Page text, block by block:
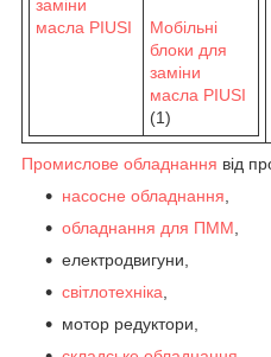
Мобільні
блоки для
заміни
масла PIUSI
(1)
Промислове обладнання від
насосне обладнання
обладнання для ПММ
електродвигуни,
світлотехніка
мотор редуктори,